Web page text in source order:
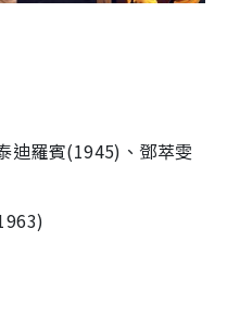
迪羅賓(1945)、鄧萃雯